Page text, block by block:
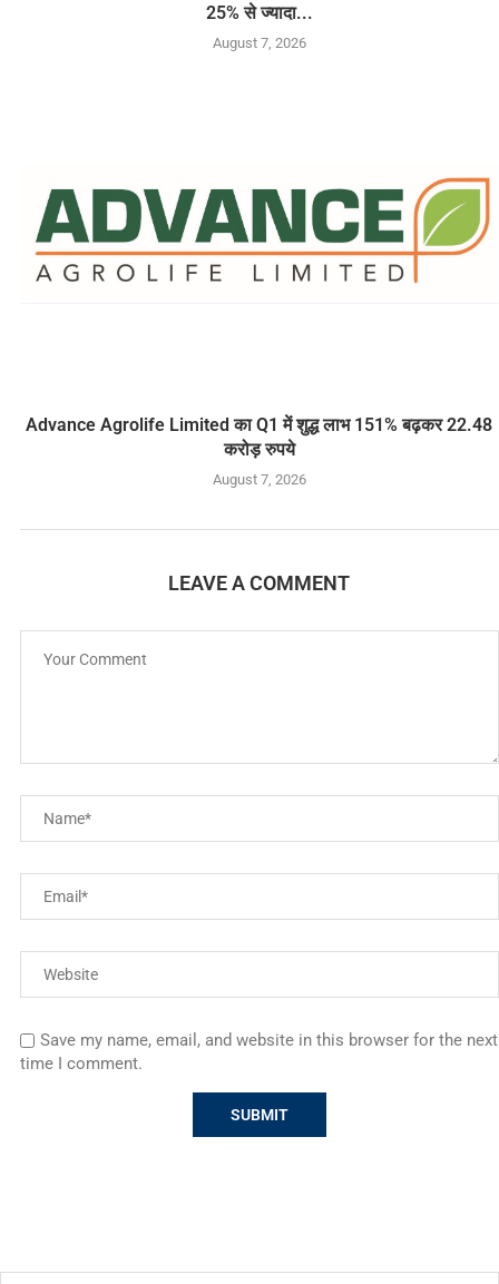
25% से ज्यादा...
August 7, 2026
Advance Agrolife Limited का Q1 में शुद्ध लाभ 151% बढ़कर 22.48
करोड़ रुपये
August 7, 2026
LEAVE A COMMENT
Save my name, email, and website in this browser for the next
time I comment.